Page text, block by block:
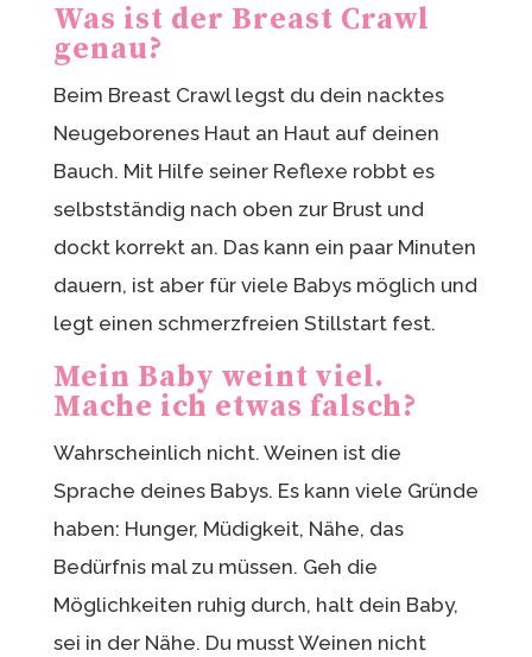
Was ist der Breast Crawl
genau?
Beim Breast Crawl legst du dein nacktes
Neugeborenes Haut an Haut auf deinen
Bauch. Mit Hilfe seiner Reflexe robbt es
selbstständig nach oben zur Brust und
dockt korrekt an. Das kann ein paar Minuten
dauern, ist aber für viele Babys möglich und
legt einen schmerzfreien Stillstart fest.
Mein Baby weint viel.
Mache ich etwas falsch?
Wahrscheinlich nicht. Weinen ist die
Sprache deines Babys. Es kann viele Gründe
haben: Hunger, Müdigkeit, Nähe, das
Bedürfnis mal zu müssen. Geh die
Möglichkeiten ruhig durch, halt dein Baby,
sei in der Nähe. Du musst Weinen nicht